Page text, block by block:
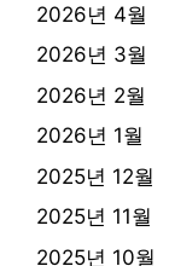
2026년 4월
2026년 3월
2026년 2월
2026년 1월
2025년 12월
2025년 11월
2025년 10월